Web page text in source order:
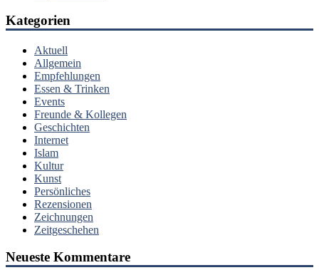
Kategorien
Aktuell
Allgemein
Empfehlungen
Essen & Trinken
Events
Freunde & Kollegen
Geschichten
Internet
Islam
Kultur
Kunst
Persönliches
Rezensionen
Zeichnungen
Zeitgeschehen
Neueste Kommentare